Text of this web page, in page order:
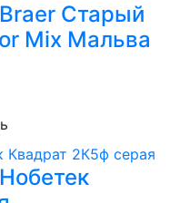
Старый
Mix Мальва